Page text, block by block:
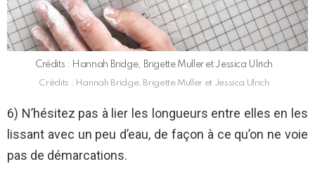
Crédits : Hannah Bridge, Brigette Muller et Jessica Ulrich
Crédits : Hannah Bridge, Brigette Muller et Jessica Ulrich
6) N’hésitez pas à lier les longueurs entre elles en les
lissant avec un peu d’eau, de façon à ce qu’on ne voie
pas de démarcations.